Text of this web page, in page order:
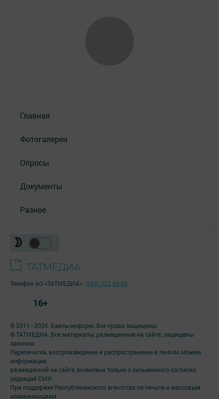
Главная
Фотогалереи
Опросы
Документы
Разное
© 2011 - 2026. Бавлы-информ. Все права защищены.
© ТАТМЕДИА. Все материалы, размещенные на сайте, защищены
законом.
Перепечатка, воспроизведение и распространение в любом объеме
информации,
размещенной на сайте, возможна только с письменного согласия
редакций СМИ.
При поддержке Республиканского агентства по печати и массовым
коммуникациям.
Телефон АО «ТАТМЕДИА»: (843) 222 09 84
16+